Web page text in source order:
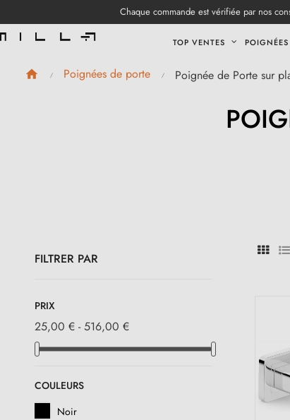
Chaque commande est vérifiée par nos
TOP VENTES
Poignées de porte Poignée de Porte sur
FILTRER PAR
PRIX
25,00 € - 516,00 €
COULEURS
Noir